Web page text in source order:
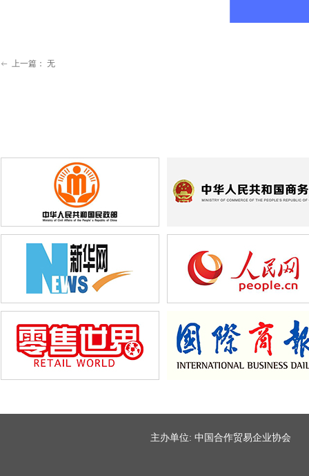
ꂃ 上一篇： 无
主办单位: 中国合作贸易企业协